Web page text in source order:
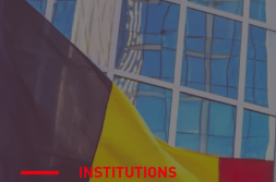
INSTITUTIONS